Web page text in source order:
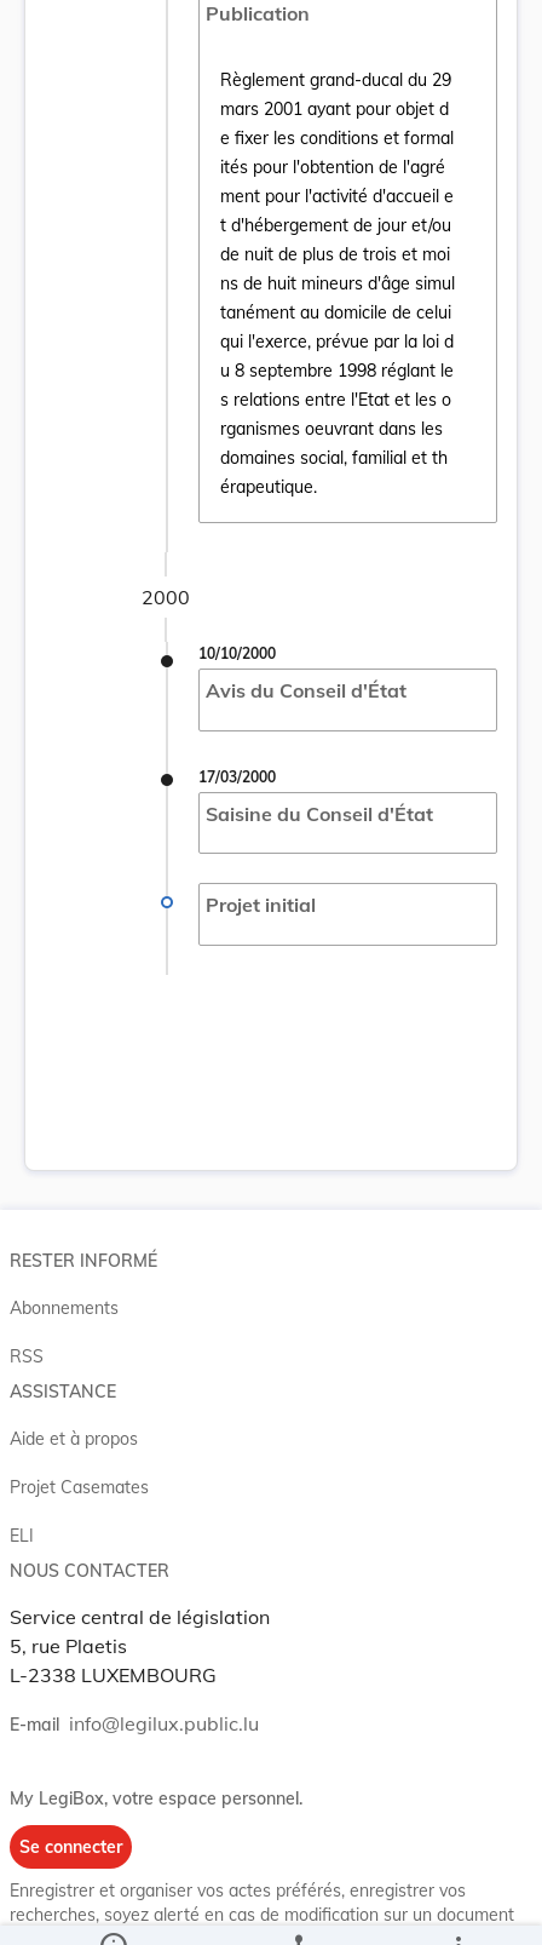
Publication
Règlement grand-ducal du 29
mars 2001 ayant pour objet d
e fixer les conditions et formal
ités pour l'obtention de l'agré
ment pour l'activité d'accueil e
t d'hébergement de jour et/ou
de nuit de plus de trois et moi
ns de huit mineurs d'âge simul
tanément au domicile de celui
qui l'exerce, prévue par la loi d
u 8 septembre 1998 réglant le
s relations entre l'Etat et les o
rganismes oeuvrant dans les
domaines social, familial et th
érapeutique.
Ouvrir le document Règlement grand-
2000
10/10/2000
Avis du Conseil d'État
17/03/2000
Saisine du Conseil d'État
Projet initial
RESTER INFORMÉ
Abonnements
RSS
ASSISTANCE
Aide et à propos
Projet Casemates
ELI
NOUS CONTACTER
Service central de législation
5, rue Plaetis
L-2338 LUXEMBOURG
E-mail info@legilux.public.lu
My LegiBox, votre espace personnel.
Se connecter
Enregistrer et organiser vos actes préférés, enregistrer vos
recherches, soyez alerté en cas de modification sur un document
qui vous intéresse.